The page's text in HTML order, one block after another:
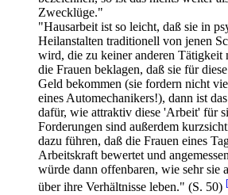
Zwecklüge."
"Hausarbeit ist so leicht, daß sie in
Heilanstalten traditionell von jenen
wird, die zu keiner anderen Tätigkeit
die Frauen beklagen, daß sie für
Geld bekommen (sie fordern nicht
eines Auto­mechanikers!), dann ist
dafür, wie attraktiv diese 'Arbeit' für
Forderungen sind außerdem
dazu führen, daß die Frauen eines
Arbeitskraft bewertet und
würde dann offenbaren, wie sehr sie
über ihre Verhältnisse leben." (S. 50)